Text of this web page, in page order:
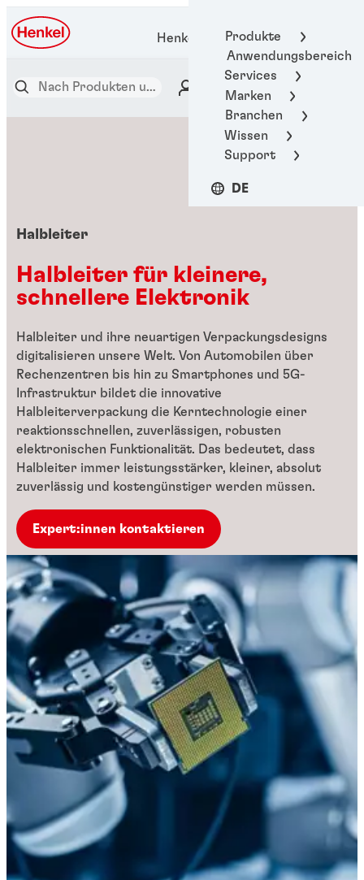
Produkte
Anwendungsbereich
Services
Marken
Branchen
Wissen
Support
DE
Henkel Adhesive Technologies
Halbleiter
Halbleiter für kleinere,
schnellere Elektronik
Halbleiter und ihre neuartigen Verpackungsdesigns
digitalisieren unsere Welt. Von Automobilen über
Rechenzentren bis hin zu Smartphones und 5G-
Infrastruktur bildet die innovative
Halbleiterverpackung die Kerntechnologie einer
reaktionsschnellen, zuverlässigen, robusten
elektronischen Funktionalität. Das bedeutet, dass
Halbleiter immer leistungsstärker, kleiner, absolut
zuverlässig und kostengünstiger werden müssen.
Expert:innen kontaktieren